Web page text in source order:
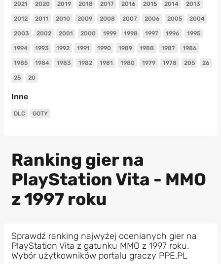
2021 2020 2019 2018 2017 2016 2015 2014 2013
2012 2011 2010 2009 2008 2007 2006 2005 2004
2003 2002 2001 2000 1999 1998 1997 1996 1995
1994 1993 1992 1991 1990 1989 1988 1987 1986
1985 1984 1983 1982 1981 1980 1979 1978 205 26
25 20
Inne
DLC GOTY
Ranking gier na
PlayStation Vita - MMO
z 1997 roku
Sprawdź ranking najwyżej ocenianych gier na
PlayStation Vita z gatunku MMO z 1997 roku.
Wybór użytkowników portalu graczy PPE.PL